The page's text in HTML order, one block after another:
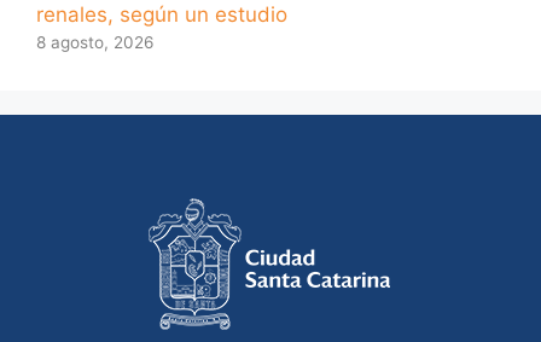
renales, según un estudio
8 agosto, 2026